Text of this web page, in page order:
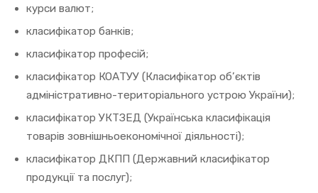
курси валют;
класифікатор банків;
класифікатор професій;
класифікатор КОАТУУ (Класифікатор об’єктів
адміністративно-територіального устрою України);
класифікатор УКТЗЕД (Українська класифікація
товарів зовнішньоекономічної діяльності);
класифікатор ДКПП (Державний класифікатор
продукції та послуг);